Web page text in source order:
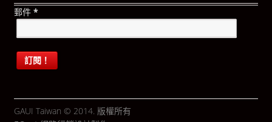
郵件 *
GAUI Taiwan © 2014. 版權所有